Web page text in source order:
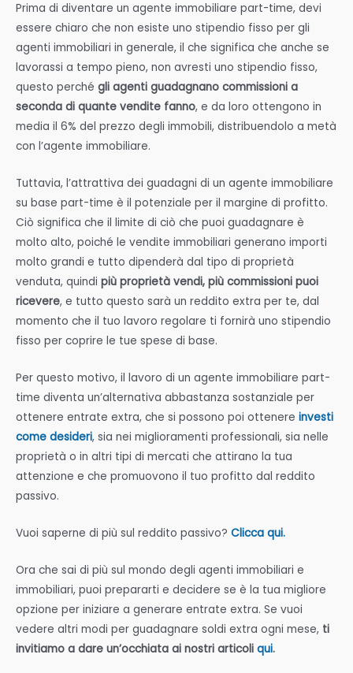
Prima di diventare un agente immobiliare part-time, devi
essere chiaro che non esiste uno stipendio fisso per gli
agenti immobiliari in generale, il che significa che anche se
lavorassi a tempo pieno, non avresti uno stipendio fisso,
questo perché gli agenti guadagnano commissioni a
seconda di quante vendite fanno, e da loro ottengono in
media il 6% del prezzo degli immobili, distribuendolo a metà
con l’agente immobiliare.
Tuttavia, l’attrattiva dei guadagni di un agente immobiliare
su base part-time è il potenziale per il margine di profitto.
Ciò significa che il limite di ciò che puoi guadagnare è
molto alto, poiché le vendite immobiliari generano importi
molto grandi e tutto dipenderà dal tipo di proprietà
venduta, quindi più proprietà vendi, più commissioni puoi
ricevere, e tutto questo sarà un reddito extra per te, dal
momento che il tuo lavoro regolare ti fornirà uno stipendio
fisso per coprire le tue spese di base.
Per questo motivo, il lavoro di un agente immobiliare part-
time diventa un’alternativa abbastanza sostanziale per
ottenere entrate extra, che si possono poi ottenere investi
come desideri, sia nei miglioramenti professionali, sia nelle
proprietà o in altri tipi di mercati che attirano la tua
attenzione e che promuovono il tuo profitto dal reddito
passivo.
Vuoi saperne di più sul reddito passivo? Clicca qui.
Ora che sai di più sul mondo degli agenti immobiliari e
immobiliari, puoi prepararti e decidere se è la tua migliore
opzione per iniziare a generare entrate extra. Se vuoi
vedere altri modi per guadagnare soldi extra ogni mese, ti
invitiamo a dare un’occhiata ai nostri articoli qui.